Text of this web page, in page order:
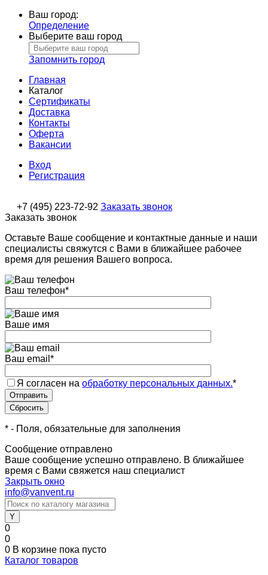
Ваш город:
Определение
Выберите ваш город
Запомнить город
Главная
Каталог
Сертификаты
Доставка
Контакты
Оферта
Вакансии
Вход
Регистрация
+7 (495) 223-72-92 Заказать звонок
Заказать звонок
Оставьте Ваше сообщение и контактные данные и наши
специалисты свяжутся с Вами в ближайшее рабочее
время для решения Вашего вопроса.
Ваш телефон*
Ваше имя
Ваш email *
Я согласен на обработку персональных данных.*
* - Поля, обязательные для заполнения
Сообщение отправлено
Ваше сообщение успешно отправлено. В ближайшее
время с Вами свяжется наш специалист
Закрыть окно
info@vanvent.ru
0
0
0 В корзине пока пусто
Каталог товаров